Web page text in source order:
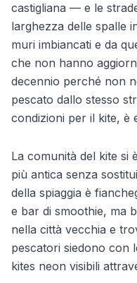
castigliana — e le
larghezza delle spalle
muri imbiancati e da
che non hanno
decennio perché non
pescato dallo stesso
condizioni per il kite, è
La comunità del kite si
più antica senza
della spiaggia è
e bar di smoothie, ma
nella città vecchia e
pescatori siedono con
kites neon visibili